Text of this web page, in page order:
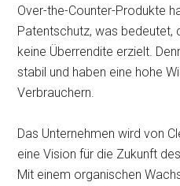
Over-the-Counter-Produkte
Patentschutz, was bedeutet,
keine Überrendite erzielt.
stabil und haben eine hohe
Verbrauchern.
Das Unternehmen wird von
eine Vision für die Zukunft
Mit einem organischen